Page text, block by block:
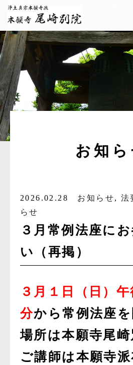
お知ら
2026.02.28 お知らせ, 法
らせ
３月常例法座に
い（再掲）
３月１日（日）午
分から常例法座
場所は本願寺尾
ご講師は本願寺